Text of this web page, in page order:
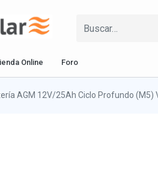
Online Foro
AGM 12V/25Ah Ciclo Profundo (M5)